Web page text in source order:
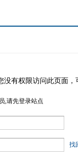
没有权限访问此页面
,请先登录站点
找